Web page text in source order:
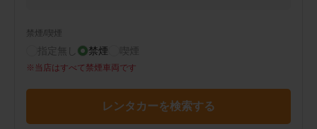
禁煙/喫煙
指定無し 禁煙 喫煙
※ 当店はすべて禁煙車両です
レンタカーを検索する